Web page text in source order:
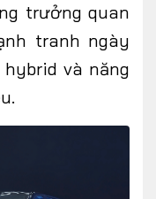
trưởng quan
tranh ngày
và năng